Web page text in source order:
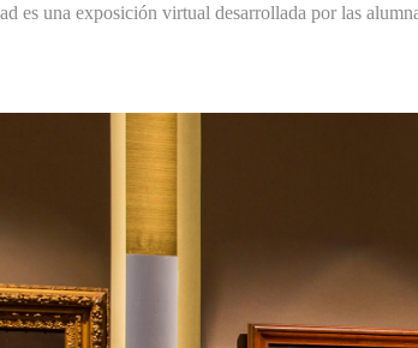
es una exposición virtual desarrollada por las